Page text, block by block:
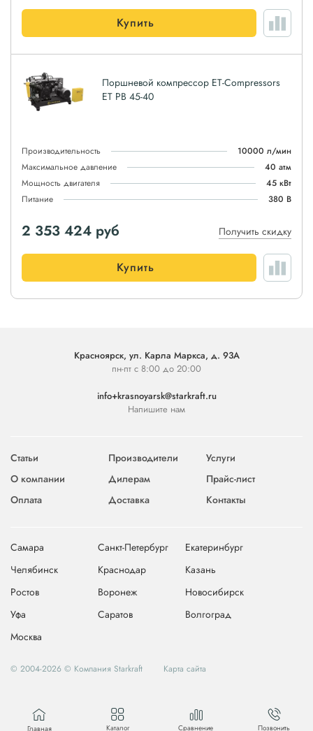
Купить
Поршневой компрессор ET-Compressors
ET PB 45-40
Производительность
10000 л/мин
Максимальное давление
40 атм
Мощность двигателя
45 кВт
Питание
380 В
2 353 424 руб Получить скидку
Купить
Главная Каталог Сравнение Позвонить
Красноярск, ул. Карла Маркса, д. 93А
пн-пт с 8:00 до 20:00
info+krasnoyarsk@starkraft.ru
Напишите нам
Статьи Производители
Услуги
О компании
Дилерам
Прайс-лист
Оплата
Доставка Контакты
Самара Санкт-Петербург
Екатеринбург
Челябинск
Краснодар
Казань
Ростов
Воронеж
Новосибирск
Уфа
Саратов
Волгоград
Москва
© 2004-2026 © Компания Starkraft Карта сайта